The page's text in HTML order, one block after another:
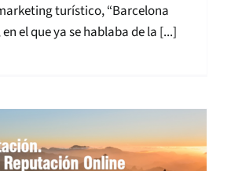
turístico, “Barcelona
el que ya se hablaba de la [...]